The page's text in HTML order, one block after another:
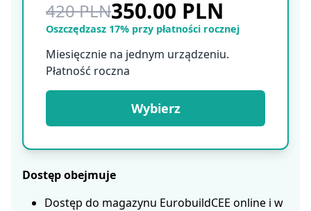
420 PLN350.00 PLN
Oszczędzasz 17% przy płatności rocznej
Miesięcznie na jednym urządzeniu.
Płatność roczna
Wybierz
Dostęp obejmuje
Dostęp do magazynu EurobuildCEE online i w